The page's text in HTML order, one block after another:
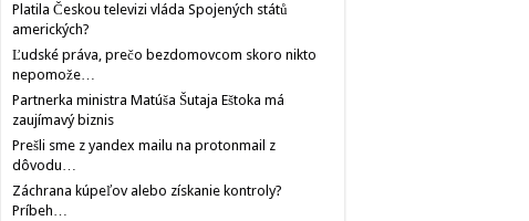
Platila Českou televizi vláda Spojených států
amerických?
Ľudské práva, prečo bezdomovcom skoro nikto
nepomože…
Partnerka ministra Matúša Šutaja Eštoka má
zaujímavý biznis
Prešli sme z yandex mailu na protonmail z
dôvodu…
Záchrana kúpeľov alebo získanie kontroly?
Príbeh…